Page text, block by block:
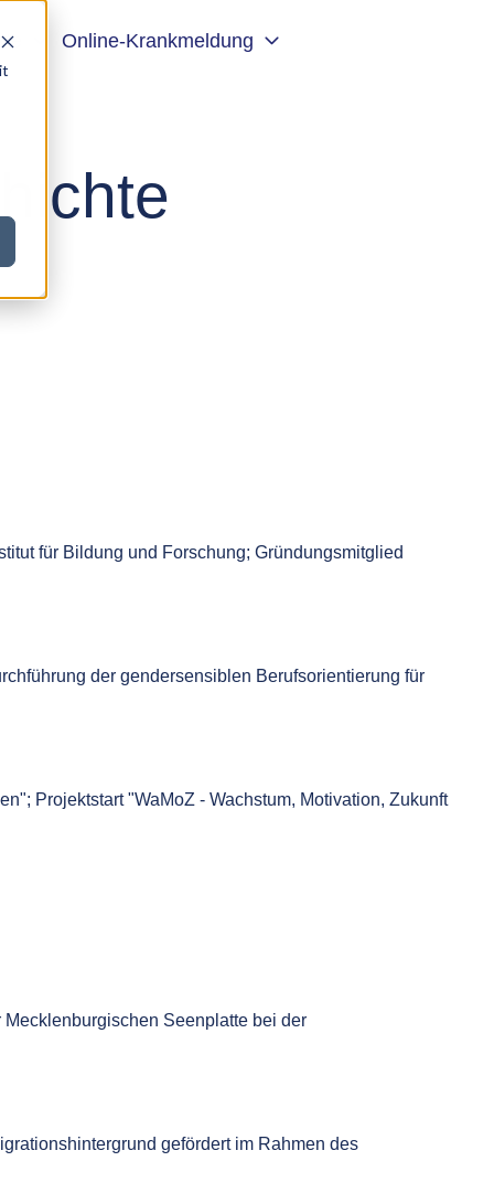
Online-Krankmeldung
für Bildung und Forschung; Gründungsmitglied
der gendersensiblen Berufsorientierung für
Projektstart "WaMoZ - Wachstum, Motivation, Zukunft
Seenplatte bei der
gefördert im Rahmen des